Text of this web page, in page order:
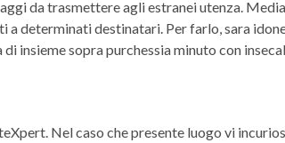
da trasmettere agli estranei utenza.
determinati destinatari. Per farlo, sara
insieme sopra purchessia minuto con
Nel caso che presente luogo vi